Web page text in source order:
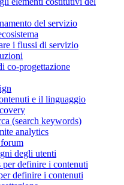
del servizio
i flussi di servizio
co-progettazione
e il linguaggio
(search keywords)
analytics
degli utenti
per definire i contenuti
definire i contenuti